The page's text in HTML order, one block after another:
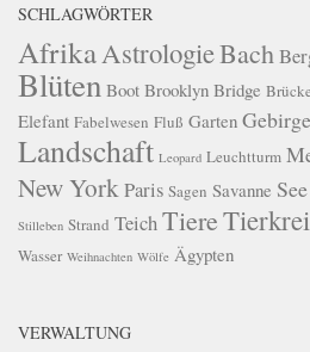
SCHLAGWÖRTER
Afrika AstrologieBach
Blüten Boot Brooklyn Bridge Brücke
Elefant Fabelwesen Fluß Garten Gebirge
Landschaft Leopard Leuchtturm
New YorkParis Sagen Savanne See
Stilleben Strand TeichTiere
Wasser Weihnachten Wölfe Ägypten
VERWALTUNG